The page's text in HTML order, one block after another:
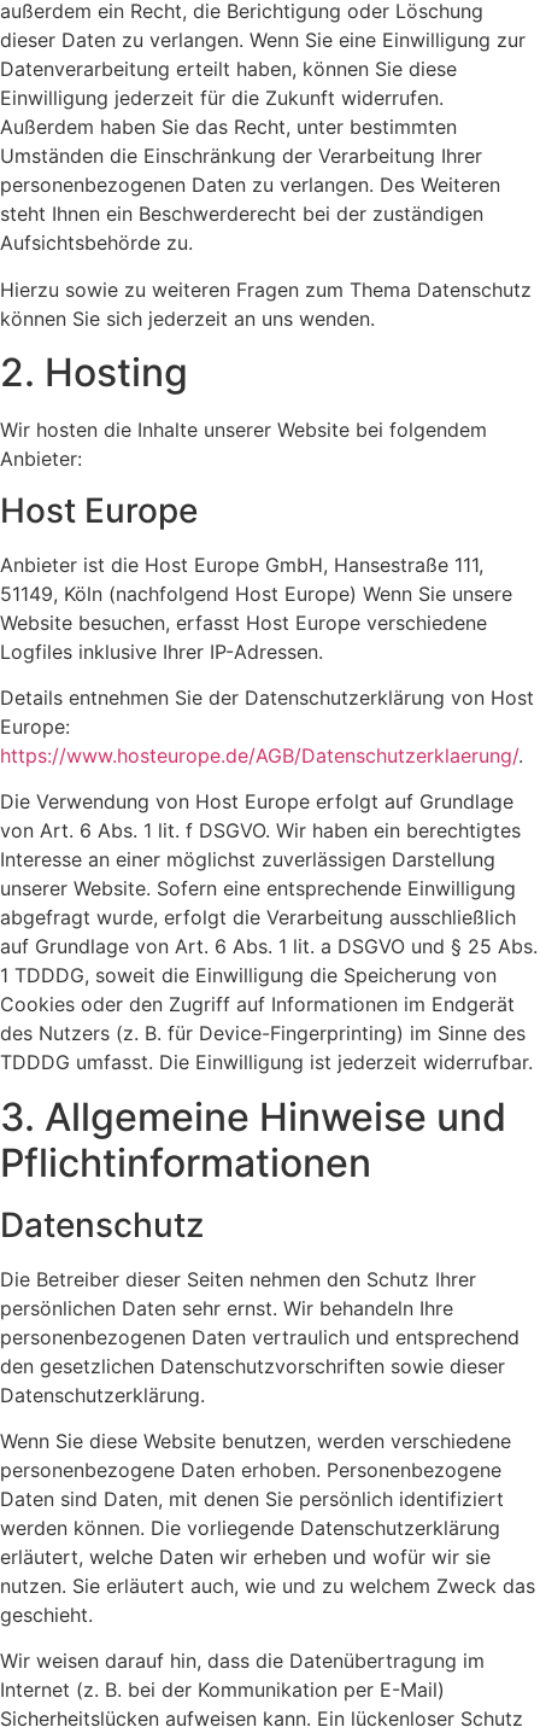
außerdem ein Recht, die Berichtigung oder Löschung
dieser Daten zu verlangen. Wenn Sie eine Einwilligung zur
Datenverarbeitung erteilt haben, können Sie diese
Einwilligung jederzeit für die Zukunft widerrufen.
Außerdem haben Sie das Recht, unter bestimmten
Umständen die Einschränkung der Verarbeitung Ihrer
personenbezogenen Daten zu verlangen. Des Weiteren
steht Ihnen ein Beschwerderecht bei der zuständigen
Aufsichtsbehörde zu.
Hierzu sowie zu weiteren Fragen zum Thema Datenschutz
können Sie sich jederzeit an uns wenden.
2. Hosting
Wir hosten die Inhalte unserer Website bei folgendem
Anbieter:
Host Europe
Anbieter ist die Host Europe GmbH, Hansestraße 111,
51149, Köln (nachfolgend Host Europe) Wenn Sie unsere
Website besuchen, erfasst Host Europe verschiedene
Logfiles inklusive Ihrer IP-Adressen.
Details entnehmen Sie der Datenschutzerklärung von Host
Europe:
https://www.hosteurope.de/AGB/Datenschutzerklaerung/.
Die Verwendung von Host Europe erfolgt auf Grundlage
von Art. 6 Abs. 1 lit. f DSGVO. Wir haben ein berechtigtes
Interesse an einer möglichst zuverlässigen Darstellung
unserer Website. Sofern eine entsprechende Einwilligung
abgefragt wurde, erfolgt die Verarbeitung ausschließlich
auf Grundlage von Art. 6 Abs. 1 lit. a DSGVO und § 25 Abs.
1 TDDDG, soweit die Einwilligung die Speicherung von
Cookies oder den Zugriff auf Informationen im Endgerät
des Nutzers (z. B. für Device-Fingerprinting) im Sinne des
TDDDG umfasst. Die Einwilligung ist jederzeit widerrufbar.
3. Allgemeine Hinweise und
Pflicht­informationen
Datenschutz
Die Betreiber dieser Seiten nehmen den Schutz Ihrer
persönlichen Daten sehr ernst. Wir behandeln Ihre
personenbezogenen Daten vertraulich und entsprechend
den gesetzlichen Datenschutzvorschriften sowie dieser
Datenschutzerklärung.
Wenn Sie diese Website benutzen, werden verschiedene
personenbezogene Daten erhoben. Personenbezogene
Daten sind Daten, mit denen Sie persönlich identifiziert
werden können. Die vorliegende Datenschutzerklärung
erläutert, welche Daten wir erheben und wofür wir sie
nutzen. Sie erläutert auch, wie und zu welchem Zweck das
geschieht.
Wir weisen darauf hin, dass die Datenübertragung im
Internet (z. B. bei der Kommunikation per E-Mail)
Sicherheitslücken aufweisen kann. Ein lückenloser Schutz